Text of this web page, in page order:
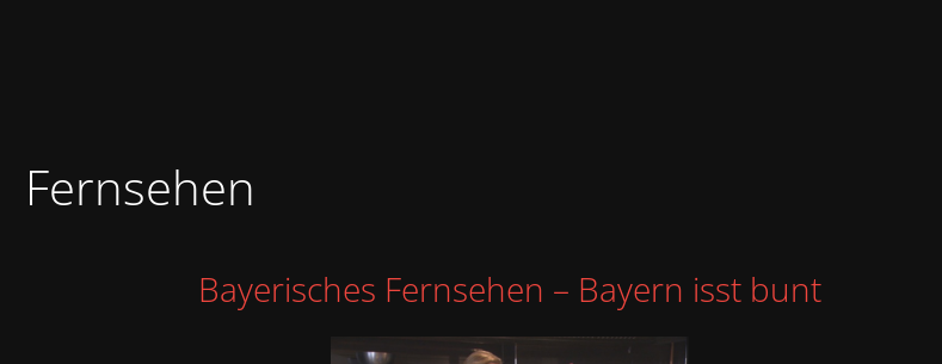
Fernsehen
Bayerisches Fernsehen – Bayern isst bunt